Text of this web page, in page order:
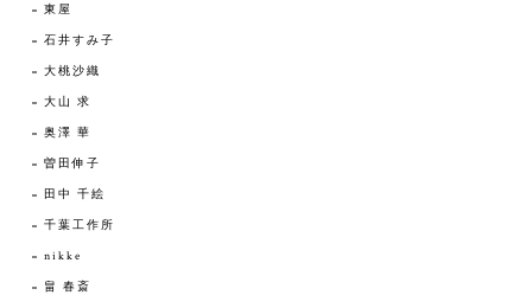
東屋
石井すみ子
大桃沙織
大山 求
奥澤 華
曽田伸子
田中 千絵
千葉工作所
nikke
畠 春斎